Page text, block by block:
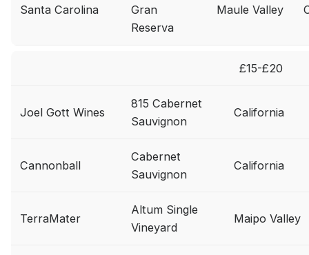
Santa Carolina
Gran
Reserva
Maule Valley
£15-£20
Joel Gott Wines
815 Cabernet
Sauvignon
California
Cannonball
Cabernet
Sauvignon
California
TerraMater
Altum Single
Vineyard
Maipo Valley